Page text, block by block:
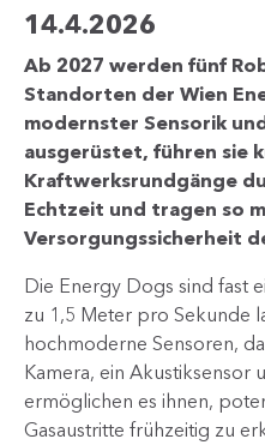
14.4.2026
Ab 2027 werden fünf
Standorten der Wien
modernster Sensorik
ausgerüstet, führen sie
Kraftwerksrundgänge
Echtzeit und tragen so
Versorgungssicherheit
Die Energy Dogs sind fast
zu 1,5 Meter pro Sekunde
hochmoderne Sensoren,
Kamera, ein Akustiksensor
ermöglichen es ihnen,
Gasaustritte frühzeitig zu